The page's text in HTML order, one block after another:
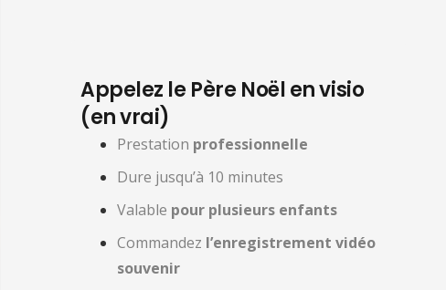
Appelez le Père Noël en visio
(en vrai)
Prestation professionnelle
Dure jusqu’à 10 minutes
Valable pour plusieurs enfants
Commandez l’enregistrement vidéo
souvenir